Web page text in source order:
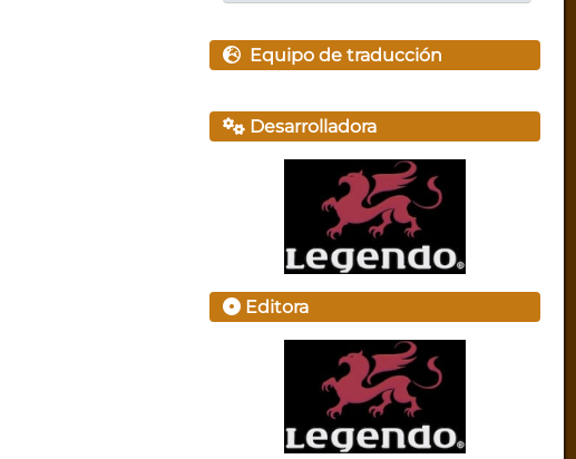
Equipo de traducción
Desarrolladora
Editora